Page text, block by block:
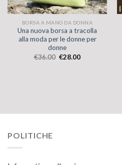
BORSA A MANO DA DONNA
Una nuova borsa a tracolla
alla moda per le donne per
donne
€36.00 €28.00
POLITICHE